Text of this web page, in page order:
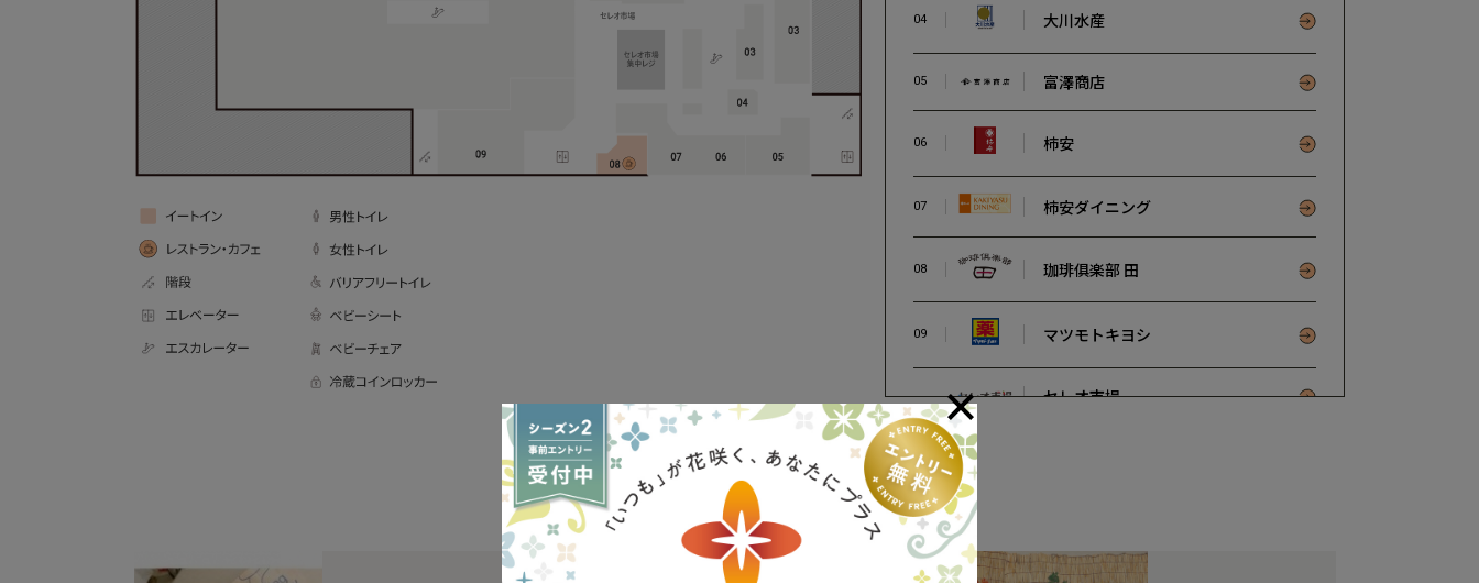
04 大川水産
05 富澤商店
06 柿安
07 柿安ダイニング
08 珈琲俱楽部 田
09 マツモトキヨシ
セレオ市場